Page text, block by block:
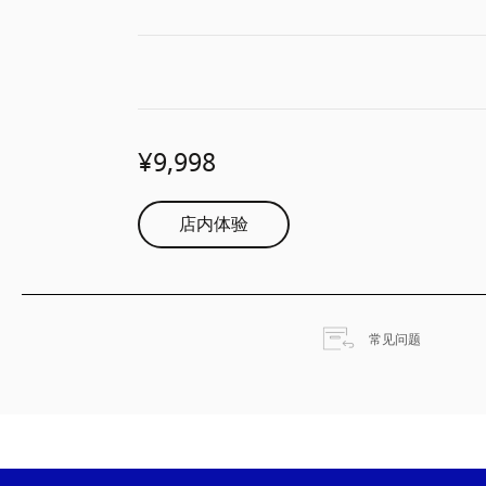
¥9,998
店内体验
常见问题